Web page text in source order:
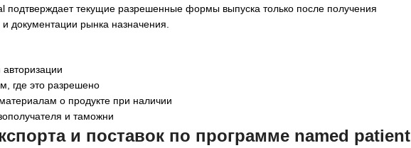
подтверждает текущие разрешенные формы выпуска только после получения
документации рынка назначения.
где это разрешено
о продукте при наличии
и таможни
и поставок по программе named patient